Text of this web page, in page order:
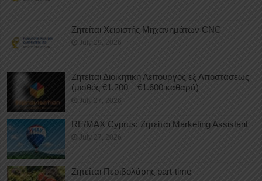
Ζητείται Χειριστής Μηχανημάτων CNC
July 29, 2026
Ζητείται Διοικητική Λειτουργός εξ Αποστάσεως
(μισθός €1.200 – €1.600 καθαρά)
July 27, 2026
RE/MAX Cyprus: Ζητείται Marketing Assistant
July 27, 2026
Ζητείται Περιβολάρης part-time